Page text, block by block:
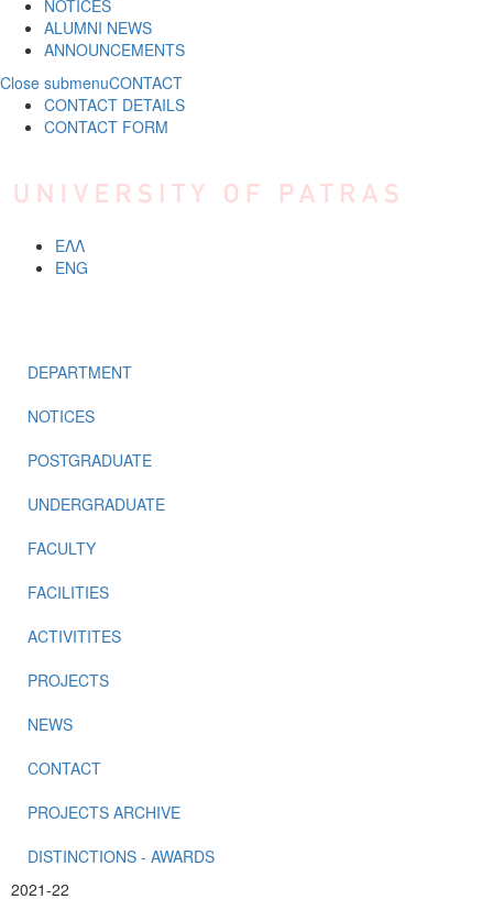
NOTICES
ALUMNI NEWS
ANNOUNCEMENTS
Close submenuCONTACT
CONTACT DETAILS
CONTACT FORM
ΕΛΛ
ENG
DEPARTMENT
NOTICES
POSTGRADUATE
UNDERGRADUATE
FACULTY
FACILITIES
ACTIVITITES
PROJECTS
NEWS
CONTACT
PROJECTS ARCHIVE
DISTINCTIONS - AWARDS
2021-22